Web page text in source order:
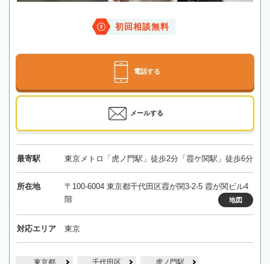
初回相談無料
電話する
メールする
最寄駅 東京メトロ「虎ノ門駅」徒歩2分「霞ケ関駅」徒歩6分
所在地
〒100-6004 東京都千代田区霞が関3-2-5 霞が関ビル4
階
地図
対応エリア 東京
東京都 千代田区 虎ノ門駅